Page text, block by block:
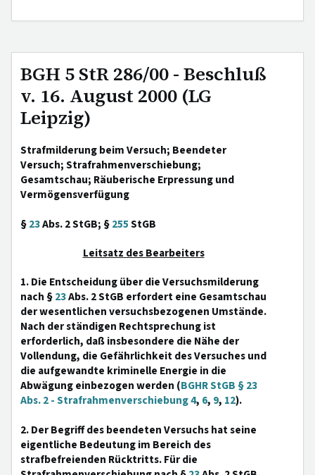
BGH 5 StR 286/00 - Beschluß
v. 16. August 2000 (LG
Leipzig)
Strafmilderung beim Versuch; Beendeter
Versuch; Strafrahmenverschiebung;
Gesamtschau; Räuberische Erpressung und
Vermögensverfügung
§23Abs. 2 StGB; §255StGB
Leitsatz des Bearbeiters
1. Die Entscheidung über die Versuchsmilderung
nach §23Abs. 2 StGB erfordert eine Gesamtschau
der wesentlichen versuchsbezogenen Umstände.
Nach der ständigen Rechtsprechung ist
erforderlich, daß insbesondere die Nähe der
Vollendung, die Gefährlichkeit des Versuches und
die aufgewandte kriminelle Energie in die
Abwägung einbezogen werden (BGHR StGB § 23
Abs. 2 - Strafrahmenverschiebung 4, 6, 9, 12).
2. Der Begriff des beendeten Versuchs hat seine
eigentliche Bedeutung im Bereich des
strafbefreienden Rücktritts. Für die